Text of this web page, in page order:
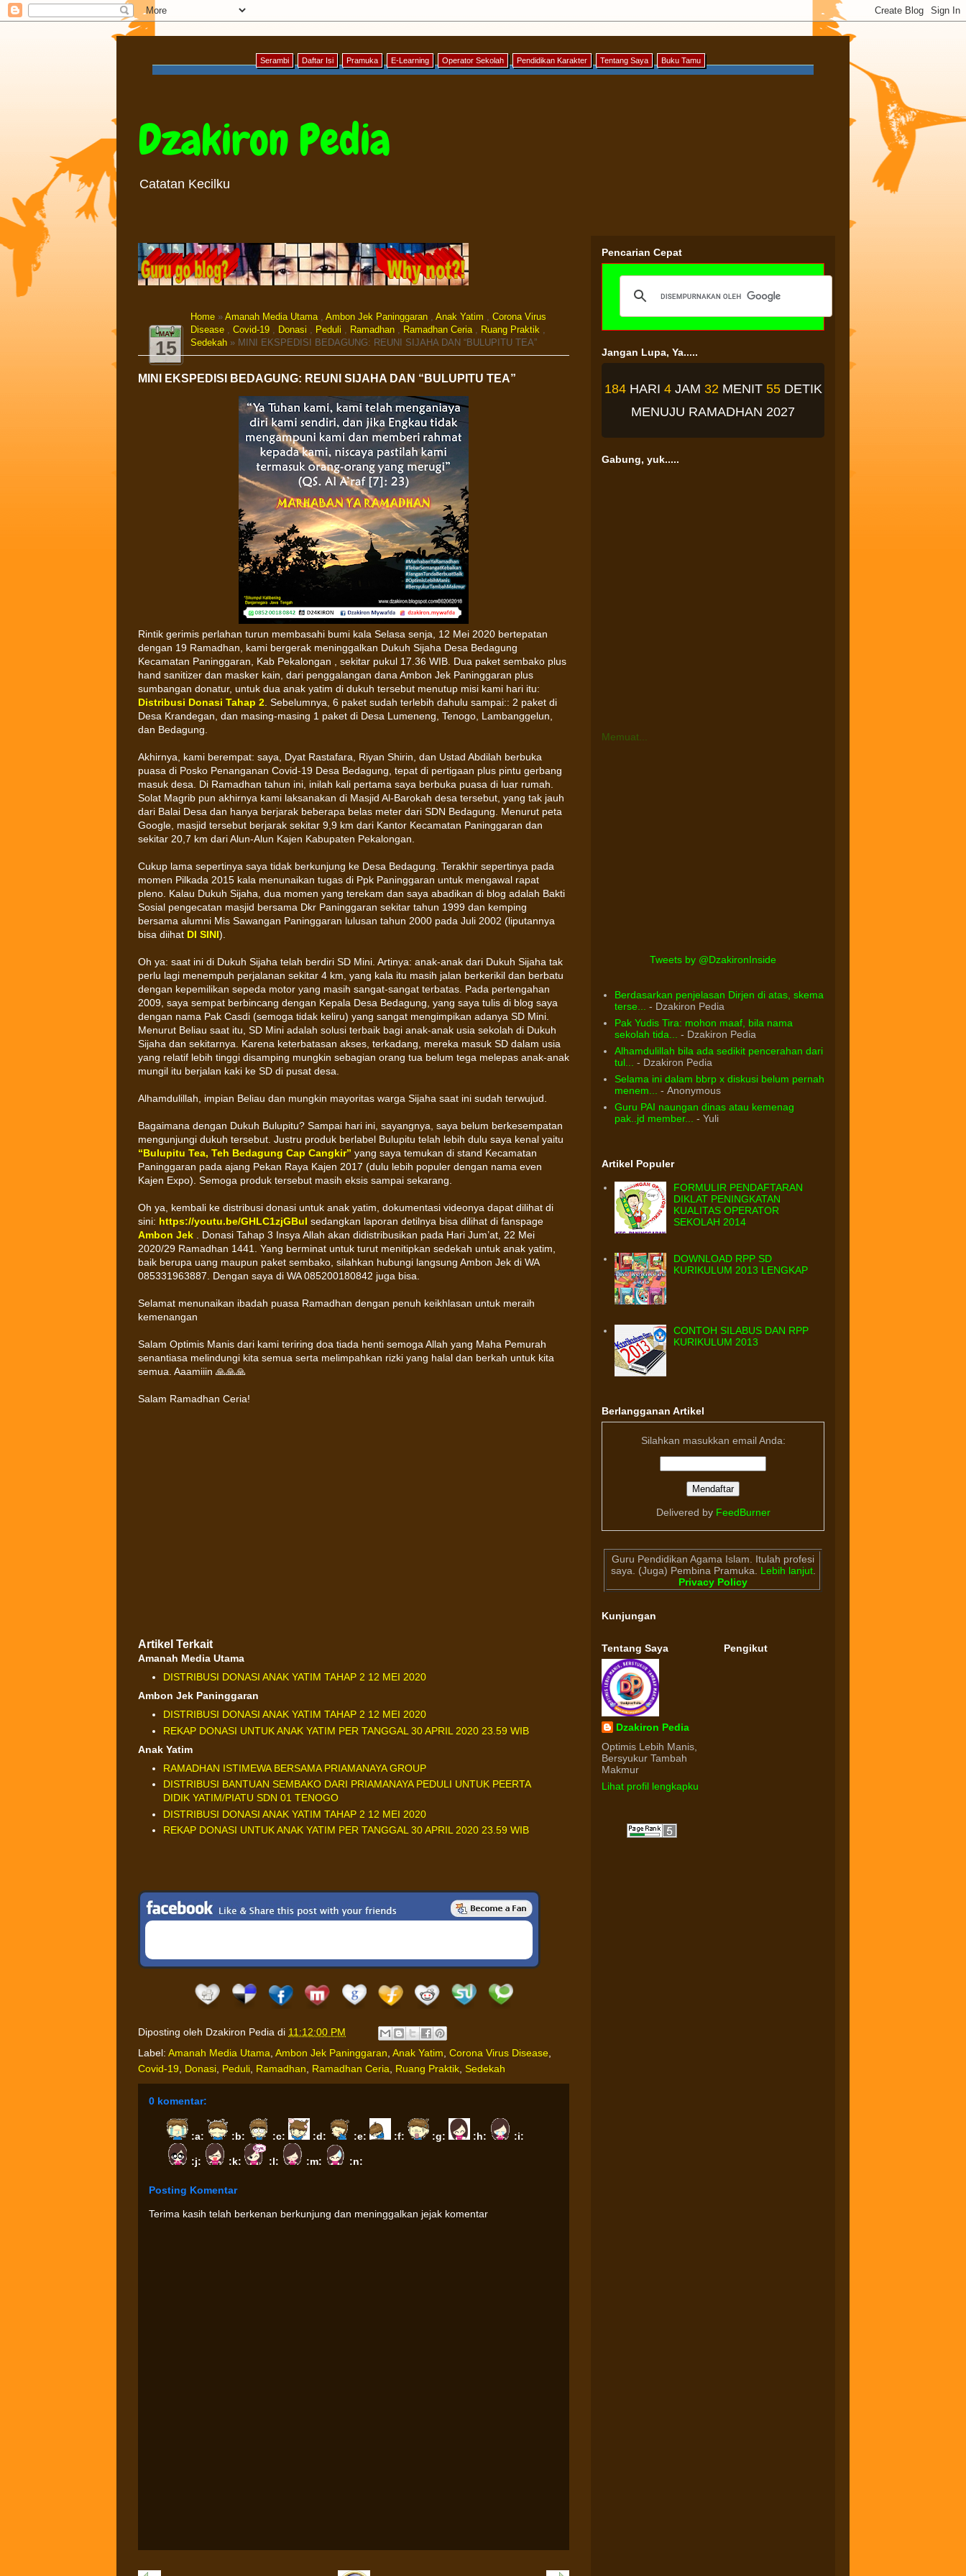
Serambi Daftar Isi Pramuka E-Learning Operator Sekolah Pendidikan Karakter Tentang Saya Buku Tamu
Dzakiron Pedia
Catatan Kecilku
MAY
15
Home » Amanah Media Utama, Ambon Jek Paninggaran , Anak Yatim , Corona Virus
Disease , Covid-19 , Donasi , Peduli , Ramadhan , Ramadhan Ceria, Ruang Praktik ,
Sedekah » MINI EKSPEDISI BEDAGUNG: REUNI SIJAHA DAN “BULUPITU TEA”
MINI EKSPEDISI BEDAGUNG: REUNI SIJAHA DAN “BULUPITU TEA”
Rintik gerimis perlahan turun membasahi bumi kala Selasa senja, 12 Mei 2020 bertepatan
dengan 19 Ramadhan, kami bergerak meninggalkan Dukuh Sijaha Desa Bedagung
Kecamatan Paninggaran, Kab Pekalongan , sekitar pukul 17.36 WIB. Dua paket sembako plus
hand sanitizer dan masker kain, dari penggalangan dana Ambon Jek Paninggaran plus
sumbangan donatur, untuk dua anak yatim di dukuh tersebut menutup misi kami hari itu:
Distribusi Donasi Tahap 2 . Sebelumnya, 6 paket sudah terlebih dahulu sampai:: 2 paket di
Desa Krandegan, dan masing-masing 1 paket di Desa Lumeneng, Tenogo, Lambanggelun,
dan Bedagung.
Akhirnya, kami berempat: saya, Dyat Rastafara, Riyan Shirin, dan Ustad Abdilah berbuka
puasa di Posko Penanganan Covid-19 Desa Bedagung, tepat di pertigaan plus pintu gerbang
masuk desa. Di Ramadhan tahun ini, inilah kali pertama saya berbuka puasa di luar rumah.
Solat Magrib pun akhirnya kami laksanakan di Masjid Al-Barokah desa tersebut, yang tak jauh
dari Balai Desa dan hanya berjarak beberapa belas meter dari SDN Bedagung. Menurut peta
Google, masjid tersebut berjarak sekitar 9,9 km dari Kantor Kecamatan Paninggaran dan
sekitar 20,7 km dari Alun-Alun Kajen Kabupaten Pekalongan.
Cukup lama sepertinya saya tidak berkunjung ke Desa Bedagung. Terakhir sepertinya pada
momen Pilkada 2015 kala menunaikan tugas di Ppk Paninggaran untuk mengawal rapat
pleno. Kalau Dukuh Sijaha, dua momen yang terekam dan saya abadikan di blog adalah Bakti
Sosial pengecatan masjid bersama Dkr Paninggaran sekitar tahun 1999 dan kemping
bersama alumni Mis Sawangan Paninggaran lulusan tahun 2000 pada Juli 2002 (liputannya
bisa diihat DI SINI).
Oh ya: saat ini di Dukuh Sijaha telah berdiri SD Mini. Artinya: anak-anak dari Dukuh Sijaha tak
perlu lagi menempuh perjalanan sekitar 4 km, yang kala itu masih jalan berkerikil dan berbatu
dengan kepemilikan sepeda motor yang masih sangat-sangat terbatas. Pada pertengahan
2009, saya sempat berbincang dengan Kepala Desa Bedagung, yang saya tulis di blog saya
dengan nama Pak Casdi (semoga tidak keliru) yang sangat mengimpikan adanya SD Mini.
Menurut Beliau saat itu, SD Mini adalah solusi terbaik bagi anak-anak usia sekolah di Dukuh
Sijaha dan sekitarnya. Karena keterbatasan akses, terkadang, mereka masuk SD dalam usia
yang relatif lebih tinggi disamping mungkin sebagian orang tua belum tega melepas anak-anak
mungil itu berjalan kaki ke SD di pusat desa.
Alhamdulillah, impian Beliau dan mungkin mayoritas warga Sijaha saat ini sudah terwujud.
Bagaimana dengan Dukuh Bulupitu? Sampai hari ini, sayangnya, saya belum berkesempatan
mengunjungi dukuh tersebut. Justru produk berlabel Bulupitu telah lebih dulu saya kenal yaitu
“Bulupitu Tea, Teh Bedagung Cap Cangkir” yang saya temukan di stand Kecamatan
Paninggaran pada ajang Pekan Raya Kajen 2017 (dulu lebih populer dengan nama even
Kajen Expo). Semoga produk tersebut masih eksis sampai sekarang.
Oh ya, kembali ke distribusi donasi untuk anak yatim, dokumentasi videonya dapat dilihat di
sini: https://youtu.be/GHLC1zjGBuI sedangkan laporan detilnya bisa dilihat di fanspage
Ambon Jek . Donasi Tahap 3 Insya Allah akan didistribusikan pada Hari Jum’at, 22 Mei
2020/29 Ramadhan 1441. Yang berminat untuk turut menitipkan sedekah untuk anak yatim,
baik berupa uang maupun paket sembako, silahkan hubungi langsung Ambon Jek di WA
085331963887. Dengan saya di WA 085200180842 juga bisa.
Selamat menunaikan ibadah puasa Ramadhan dengan penuh keikhlasan untuk meraih
kemenangan
Salam Optimis Manis dari kami teriring doa tiada henti semoga Allah yang Maha Pemurah
senantiasa melindungi kita semua serta melimpahkan rizki yang halal dan berkah untuk kita
semua. Aaamiiin 🙏🙏🙏
Salam Ramadhan Ceria!
Artikel Terkait
Amanah Media Utama
DISTRIBUSI DONASI ANAK YATIM TAHAP 2 12 MEI 2020
Ambon Jek Paninggaran
DISTRIBUSI DONASI ANAK YATIM TAHAP 2 12 MEI 2020
REKAP DONASI UNTUK ANAK YATIM PER TANGGAL 30 APRIL 2020 23.59 WIB
Anak Yatim
RAMADHAN ISTIMEWA BERSAMA PRIAMANAYA GROUP
DISTRIBUSI BANTUAN SEMBAKO DARI PRIAMANAYA PEDULI UNTUK PEERTA
DIDIK YATIM/PIATU SDN 01 TENOGO
DISTRIBUSI DONASI ANAK YATIM TAHAP 2 12 MEI 2020
REKAP DONASI UNTUK ANAK YATIM PER TANGGAL 30 APRIL 2020 23.59 WIB
Diposting oleh Dzakiron Pedia di 11:12:00 PM
Label: Amanah Media Utama Ambon Jek Paninggaran Anak Yatim Corona Virus Disease
Covid-19
Donasi Peduli Ramadhan Ramadhan Ceria Ruang Praktik Sedekah
0 komentar:
:a: :b: :c: :d: :e: :f: :g: :h: :i:
:j: :k: :l: :m: :n:
Posting Komentar
Terima kasih telah berkenan berkunjung dan meninggalkan jejak komentar
Pencarian Cepat
Jangan Lupa, Ya.....
184 HARI 4 JAM 32 MENIT54 DETIK
MENUJU RAMADHAN 2027
Gabung, yuk.....
Memuat...
Tweets by @DzakironInside
Berdasarkan penjelasan Dirjen di atas, skema
terse...
- Dzakiron Pedia
Pak Yudis Tira: mohon maaf, bila nama
sekolah tida...
- Dzakiron Pedia
Alhamdulillah bila ada sedikit pencerahan dari
tul...
- Dzakiron Pedia
Selama ini dalam bbrp x diskusi belum pernah
menem...
- Anonymous
Guru PAI naungan dinas atau kemenag
pak..jd member...
- Yuli
Artikel Populer
FORMULIR PENDAFTARAN
DIKLAT PENINGKATAN
KUALITAS OPERATOR
SEKOLAH 2014
DOWNLOAD RPP SD
KURIKULUM 2013 LENGKAP
CONTOH SILABUS DAN RPP
KURIKULUM 2013
Berlangganan Artikel
Silahkan masukkan email Anda:
Delivered by FeedBurner
Guru Pendidikan Agama Islam. Itulah profesi
saya. (Juga) Pembina Pramuka.
Lebih lanjut.
Privacy Policy
Kunjungan
Tentang Saya
Dzakiron Pedia
Optimis Lebih Manis,
Bersyukur Tambah
Makmur
Lihat profil lengkapku
Pengikut